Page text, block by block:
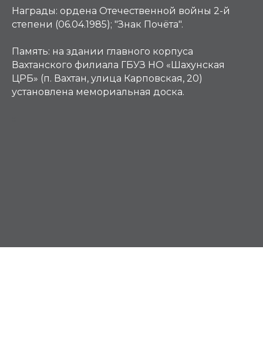
Награды: ордена Отечественной войны 2-й
степени (06.04.1985); "Знак Почёта".
Память: на здании главного корпуса
Вахтанского филиала ГБУЗ НО «Шахунская
ЦРБ» (п. Вахтан, улица Карповская, 20)
установлена мемориальная доска.